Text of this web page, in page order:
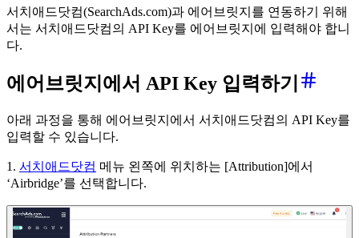
서치애드닷컴(SearchAds.com)과 에어브릿지를 연동하기 위해
서는 서치애드닷컴의 API Key를 에어브릿지에 입력해야 합니
다.
에어브릿지에서 API Key 입력하기
아래 과정을 통해 에어브릿지에서 서치애드닷컴의 API Key를
입력할 수 있습니다.
1. 서치애드닷컴 메뉴 왼쪽에 위치하는 [Attribution]에서
‘Airbridge’를 선택합니다.